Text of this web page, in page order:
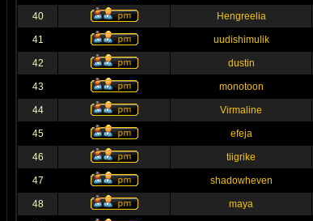
40 Hengreelia
41 uudishimulik
42 dustin
43 monotoon
44 Virmaline
45 efeja
46 tiigrike
47 shadowheven
48 maya